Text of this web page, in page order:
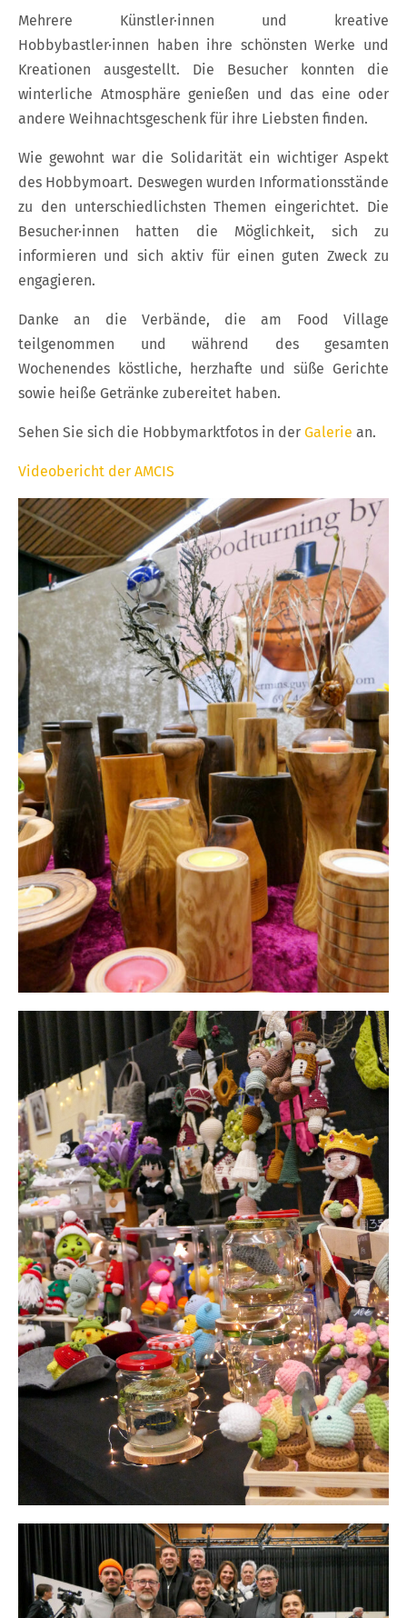
Mehrere Künstler·innen und kreative
Hobbybastler·innen haben ihre schönsten Werke und
Kreationen ausgestellt. Die Besucher konnten die
winterliche Atmosphäre genießen und das eine oder
andere Weihnachtsgeschenk für ihre Liebsten finden.
Wie gewohnt war die Solidarität ein wichtiger Aspekt
des Hobbymoart. Deswegen wurden Informationsstände
zu den unterschiedlichsten Themen eingerichtet. Die
Besucher·innen hatten die Möglichkeit, sich zu
informieren und sich aktiv für einen guten Zweck zu
engagieren.
Danke an die Verbände, die am Food Village
teilgenommen und während des gesamten
Wochenendes köstliche, herzhafte und süße Gerichte
sowie heiße Getränke zubereitet haben.
Sehen Sie sich die Hobbymarktfotos in der Galerie an.
Videobericht der AMCIS